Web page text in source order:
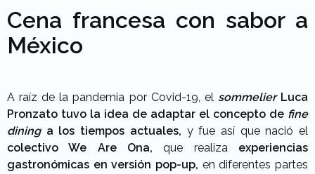
Cena francesa con sabor a
México
A raíz de la pandemia por Covid-19, el sommelierLuca
Pronzato tuvo la idea de adaptar el concepto de fine
dining a los tiempos actuales, y fue así que nació el
colectivo We Are Ona, que realiza experiencias
gastronómicas en versión pop-up, en diferentes partes